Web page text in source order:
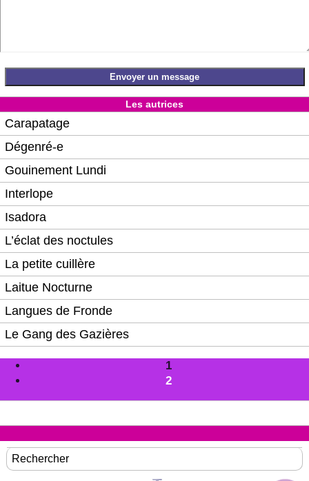
Les autrices
Carapatage
Dégenré-e
Gouinement Lundi
Interlope
Isadora
L’éclat des noctules
La petite cuillère
Laitue Nocturne
Langues de Fronde
Le Gang des Gazières
1
2
Rechercher